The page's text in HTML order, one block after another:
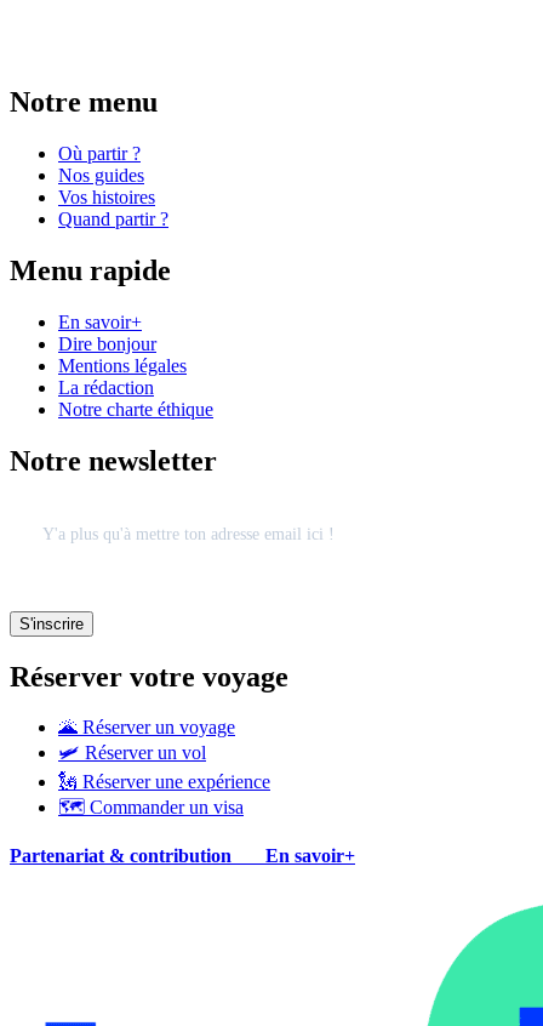
Notre menu
Où partir ?
Nos guides
Vos histoires
Quand partir ?
Menu rapide
En savoir+
Dire bonjour
Mentions légales
La rédaction
Notre charte éthique
Notre newsletter
Réserver votre voyage
🌋 Réserver un voyage
🛩 Réserver un vol
🗽 Réserver une expérience
🗺 Commander un visa
Partenariat & contribution En savoir+